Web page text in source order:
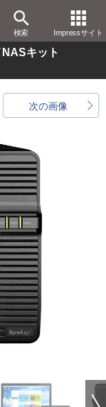
検索 Impressサイト
キット
次の画像